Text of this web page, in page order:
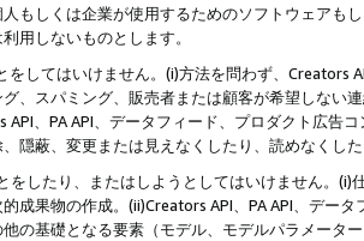
もしくは企業が使用するためのソフトウェアも
用しないものとします。
をしてはいけません。(i)方法を問わず、Creators
、スパミング、販売者または顧客が希望しない
API、PA API、データフィード、プロダクト広告
隠蔽、変更または見えなくしたり、読めなくし
をしたり、またはしようとしてはいけません。
成果物の作成。(ii)Creators API、PA API、デー
の基礎となる要素（モデル、モデルパラメータ